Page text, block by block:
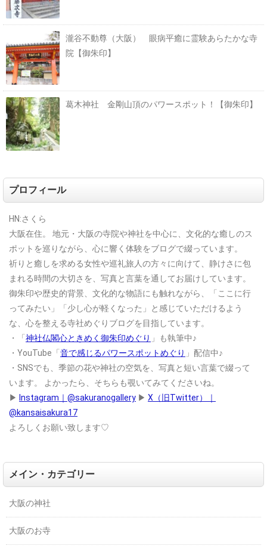
瀧谷不動尊（大阪） 眼病平癒に霊験あらたかな寺
院【御朱印】
葛木神社 金剛山頂のパワースポット！【御朱印】
プロフィール
HN:さくら
大阪在住。
地元・大阪の寺院や神社を中心に、文化的な癒しのス
ポットを巡りながら、心に響く体験をブログで綴っています。
祈りと癒しを求める女性や巡礼旅人の方々に向けて、静けさに包
まれる時間の大切さを、写真と言葉を通してお届けしています。
御朱印や歴史的背景、文化的な物語にも触れながら、「ここに行
ってみたい」「少し心が軽くなった」と感じていただけるよう
な、心を整える寺社めぐりブログを目指しています。
・「神社仏閣心ときめく御朱印めぐり 」も執筆中♪
・YouTube「音で感じるパワースポットめぐり 」配信中♪
・SNSでも、季節の花や神社の空気を、写真と短い言葉で綴って
います。
よかったら、そちらも覗いてみてくださいね。
▶ Instagram｜@sakuranogallery ▶ X（旧Twitter）｜
@kansaisakura17
よろしくお願い致します♡
メイン・カテゴリー
大阪の神社
大阪のお寺